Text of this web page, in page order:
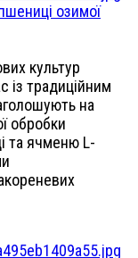
озимої
культур
із традиційним
на
обробки
та ячменю L-